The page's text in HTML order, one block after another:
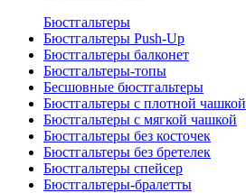
Бюстгальтеры
Бюстгальтеры Push-Up
Бюстгальтеры балконет
Бюстгальтеры-топы
Бесшовные бюстгальтеры
Бюстгальтеры с плотной чашкой
Бюстгальтеры с мягкой чашкой
Бюстгальтеры без косточек
Бюстгальтеры без бретелек
Бюстгальтеры спейсер
Бюстгальтеры-бралетты